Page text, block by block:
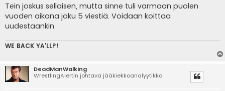
Tein joskus sellaisen, mutta sinne tuli varmaan puolen
vuoden aikana joku 5 viestiä. Voidaan koittaa
uudestaankin.
WE BACK YA'LL?!
DeadManWalking
WrestlingAlertin johtava jääkiekkoanalyytikko